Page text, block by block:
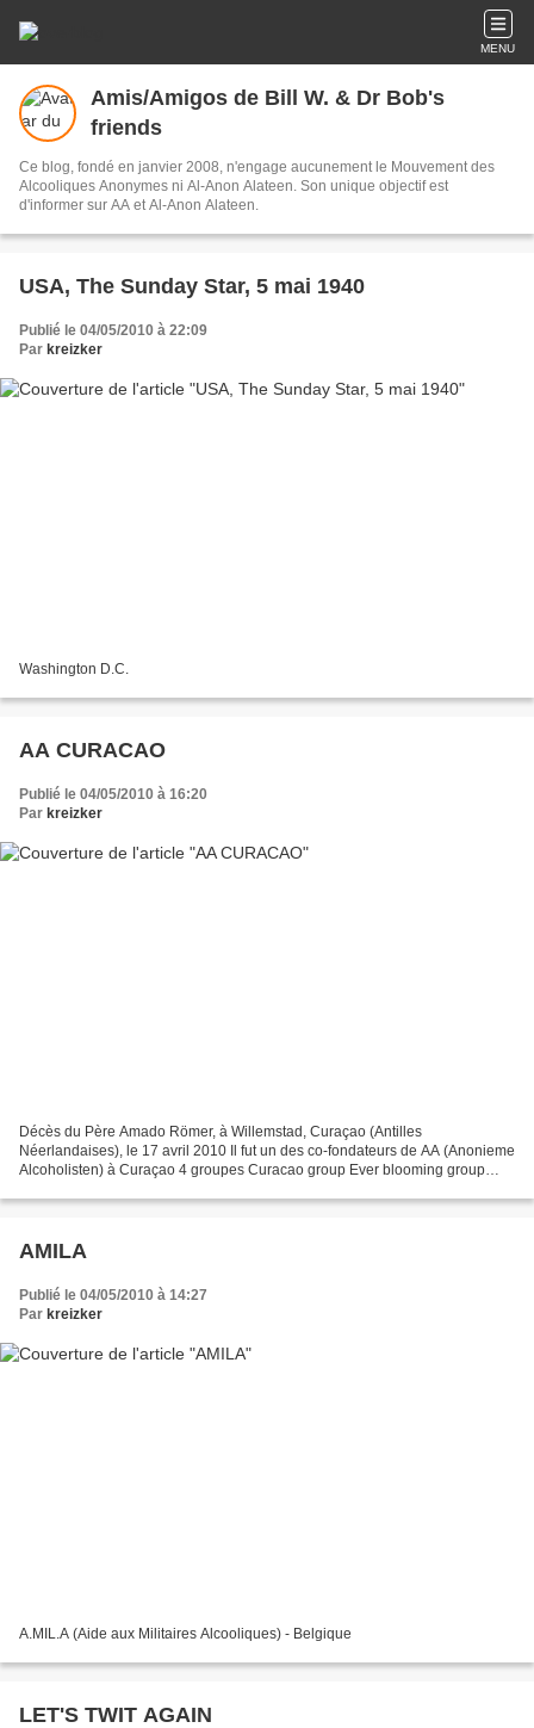
MENU
Amis/Amigos de Bill W. & Dr Bob's
friends
Ce blog, fondé en janvier 2008, n'engage aucunement le Mouvement des
Alcooliques Anonymes ni Al-Anon Alateen. Son unique objectif est
d'informer sur AA et Al-Anon Alateen.
USA, The Sunday Star, 5 mai 1940
Publié le 04/05/2010 à 22:09
Par kreizker
Washington D.C.
AA CURACAO
Publié le 04/05/2010 à 16:20
Par kreizker
Décès du Père Amado Römer, à Willemstad, Curaçao (Antilles
Néerlandaises), le 17 avril 2010 Il fut un des co-fondateurs de AA (Anonieme
Alcoholisten) à Curaçao 4 groupes Curacao group Ever blooming group
AMILA
Publié le 04/05/2010 à 14:27
Par kreizker
A.MIL.A (Aide aux Militaires Alcooliques) - Belgique
LET'S TWIT AGAIN